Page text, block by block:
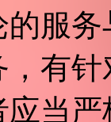
服
有
当